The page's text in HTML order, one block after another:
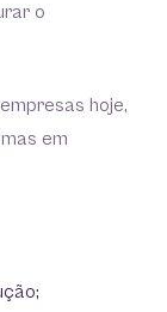
o
hoje,
em